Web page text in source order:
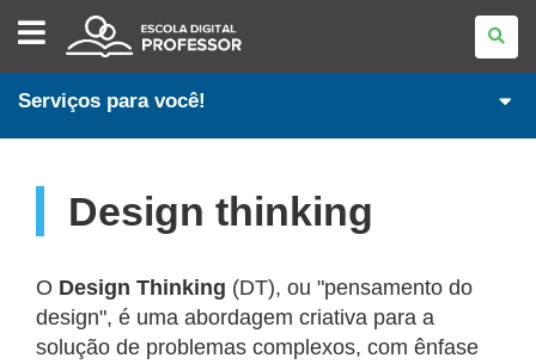
ESCOLA
DIGITAL
-
PROFESSORES
Serviços para você!
Design thinking
O Design Thinking (DT), ou "pensamento do
design", é uma abordagem criativa para a
solução de problemas complexos, com ênfase